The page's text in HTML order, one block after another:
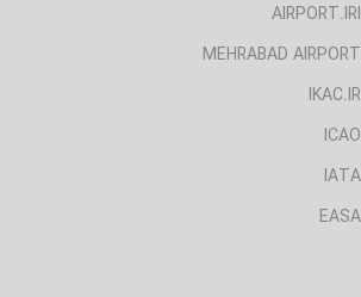
AIRPORT.IRI
MEHRABAD AIRPORT
IKAC.IR
ICAO
IATA
EASA